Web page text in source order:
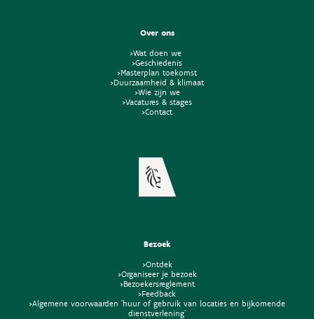
Over ons
>Wat doen we
>Geschiedenis
>Masterplan toekomst
>Duurzaamheid & klimaat
>Wie zijn we
>Vacatures & stages
>Contact
Bezoek
>Ontdek
>Organiseer je bezoek
>Bezoekersreglement
>Feedback
>Algemene voorwaarden 'huur of gebruik van locaties en bijkomende
dienstverlening'